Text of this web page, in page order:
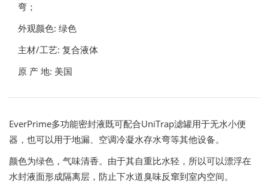
弯；
外观颜色: 绿色
主材/工艺: 复合液体
原 产 地: 美国
EverPrime多功能密封液既可配合UniTrap滤罐用于无水小便
器，也可以用于地漏、空调冷凝水存水弯等其他设备。
颜色为绿色，气味清香。由于其自重比水轻，所以可以漂浮在
水封液面形成隔离层，防止下水道臭味反窜到室内空间。